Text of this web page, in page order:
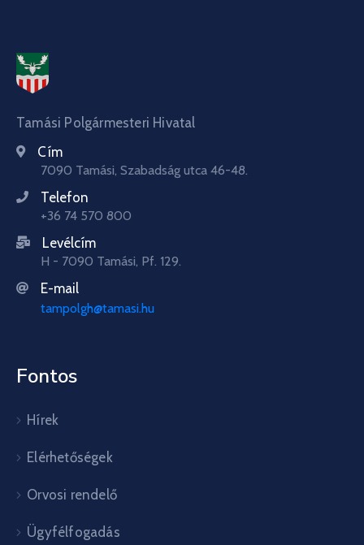
Tamási Polgármesteri Hivatal
Cím
7090 Tamási, Szabadság utca 46-48.
Telefon
+36 74 570 800
Levélcím
H - 7090 Tamási, Pf. 129.
E-mail
tampolgh@tamasi.hu
Fontos
Hírek
Elérhetőségek
Orvosi rendelő
Ügyfélfogadás